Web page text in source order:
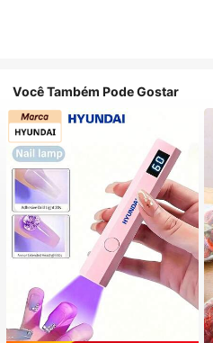
Você Também Pode Gostar